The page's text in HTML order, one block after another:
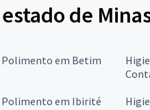
de
Polimento em Betim
Polimento em Ibirité